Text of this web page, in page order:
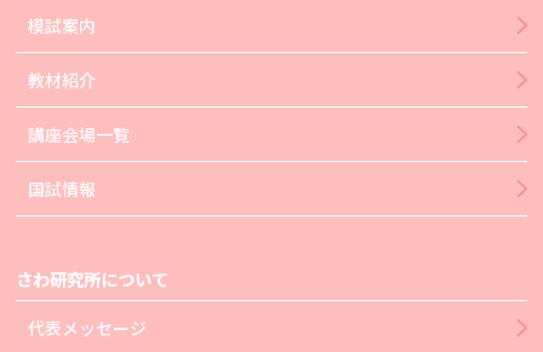
模試案内
教材紹介
講座会場一覧
国試情報
さわ研究所について
代表メッセージ